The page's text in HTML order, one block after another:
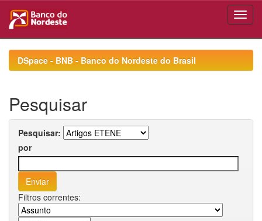
navigationDSpace - BNB - Banco do Nordeste do Brasil
Pesquisar
Pesquisar:
por
Filtros correntes: